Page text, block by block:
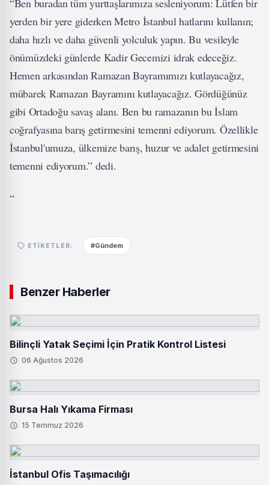
“Ben buradan tüm yurttaşlarımıza sesleniyorum: Lütfen bir
yerden bir yere giderken Metro İstanbul hatlarını kullanın;
daha hızlı ve daha güvenli yolculuk yapın. Bu vesileyle
önümüzdeki günlerde Kadir Gecemizi idrak edeceğiz.
Hemen arkasından Ramazan Bayramımızı kutlayacağız,
mübarek Ramazan Bayramını kutlayacağız. Gördüğünüz
gibi Ortadoğu savaş alanı. Ben bu ramazanın bu İslam
coğrafyasına barış getirmesini temenni ediyorum. Özellikle
İstanbul'umuza, ülkemize barış, huzur ve adalet getirmesini
temenni ediyorum.” dedi.
“
ETIKETLER: #Gündem
Benzer Haberler
Bilinçli Yatak Seçimi İçin Pratik Kontrol Listesi
06 Ağustos 2026
Bursa Halı Yıkama Firması
15 Temmuz 2026
İstanbul Ofis Taşımacılığı